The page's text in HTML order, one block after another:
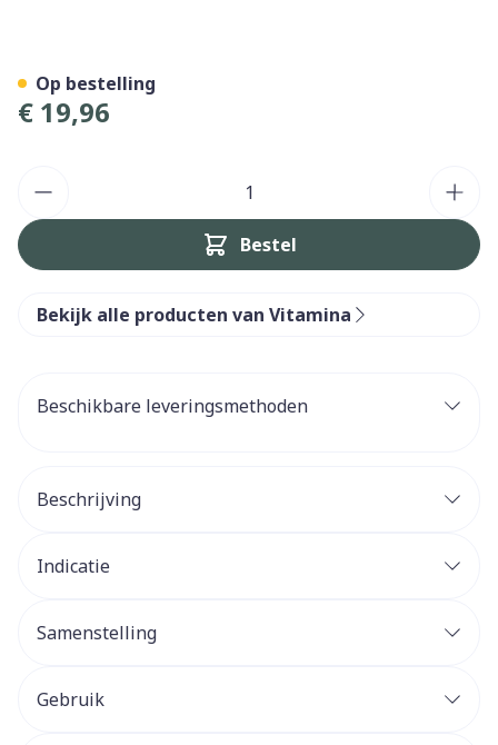
€ 19,96
Bestel
Op bestelling
Bekijk alle producten van Vitamina
Beschikbare leveringsmethoden
Beschrijving
Indicatie
Samenstelling
Gebruik